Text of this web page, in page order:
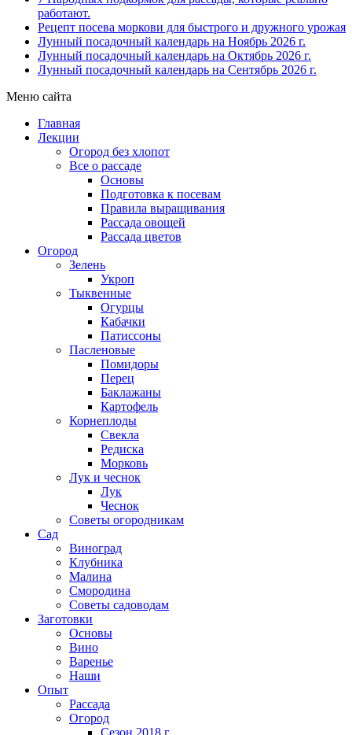
работают.
Рецепт посева моркови для быстрого и дружного урожая
Лунный посадочный календарь на Ноябрь 2026 г.
Лунный посадочный календарь на Октябрь 2026 г.
Лунный посадочный календарь на Сентябрь 2026 г.
Меню сайта
Главная
Лекции
Огород без хлопот
Все о рассаде
Основы
Подготовка к посевам
Правила выращивания
Рассада овощей
Рассада цветов
Огород
Зелень
Укроп
Тыквенные
Огурцы
Кабачки
Патиссоны
Пасленовые
Помидоры
Перец
Баклажаны
Картофель
Корнеплоды
Свекла
Редиска
Морковь
Лук и чеснок
Лук
Чеснок
Советы огородникам
Сад
Виноград
Клубника
Малина
Смородина
Советы садоводам
Заготовки
Основы
Вино
Варенье
Наши
Опыт
Рассада
Огород